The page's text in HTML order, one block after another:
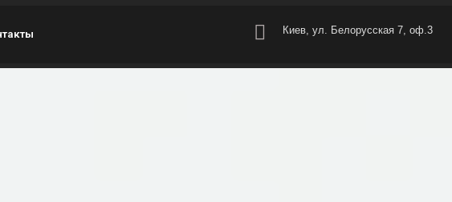
Киев, ул. Белорусская 7, оф.3